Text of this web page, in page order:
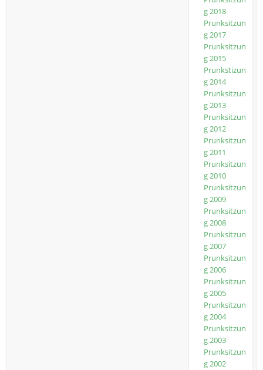
g 2018
Prunksitzun
g 2017
Prunksitzun
g 2015
Prunkstizun
g 2014
Prunksitzun
g 2013
Prunksitzun
g 2012
Prunksitzun
g 2011
Prunksitzun
g 2010
Prunksitzun
g 2009
Prunksitzun
g 2008
Prunksitzun
g 2007
Prunksitzun
g 2006
Prunksitzun
g 2005
Prunksitzun
g 2004
Prunksitzun
g 2003
Prunksitzun
g 2002